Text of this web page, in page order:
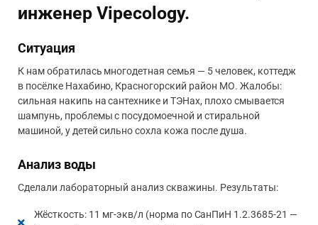
инженер Vipecology.
Ситуация
К нам обратилась многодетная семья — 5 человек, коттедж
в посёлке Нахабино, Красногорский район МО. Жалобы:
сильная накипь на сантехнике и ТЭНах, плохо смывается
шампунь, проблемы с посудомоечной и стиральной
машиной, у детей сильно сохла кожа после душа.
Анализ воды
Сделали лабораторный анализ скважины. Результаты:
Жёсткость: 11 мг-экв/л (норма по СанПиН 1.2.3685-21 —